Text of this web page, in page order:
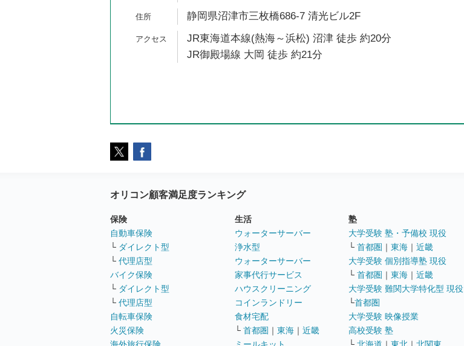
静岡県沼津市三枚橋686-7 清光ビル2F
JR東海道本線(熱海～浜松) 沼津 徒歩 約20分
JR御殿場線 大岡 徒歩 約21分
オリコン顧客満足度ランキング
保険
自動車保険
└ ダイレクト型
└ 代理店型
バイク保険
└ ダイレクト型
└ 代理店型
自転車保険
火災保険
生活
ウォーターサーバー
浄水型
ウォーターサーバー
家事代行サービス
ハウスクリーニング
コインランドリー
食材宅配
└ 首都圏 ｜ 東海 ｜ 近畿
塾
大学受験 塾・予備校 現役
└ 首都圏 ｜ 東海 ｜ 近畿
大学受験 個別指導塾 現役
└ 首都圏 ｜ 東海 ｜ 近畿
大学受験 難関大学特化型 現役
└首都圏
大学受験 映像授業
高校受験 塾